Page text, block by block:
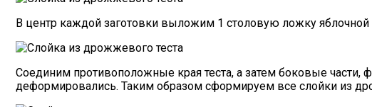
В центр каждой заготовки выложим 1 столовую ложку яблочной
Соединим противоположные края теста, а затем боковые части,
деформировались. Таким образом сформируем все слойки из